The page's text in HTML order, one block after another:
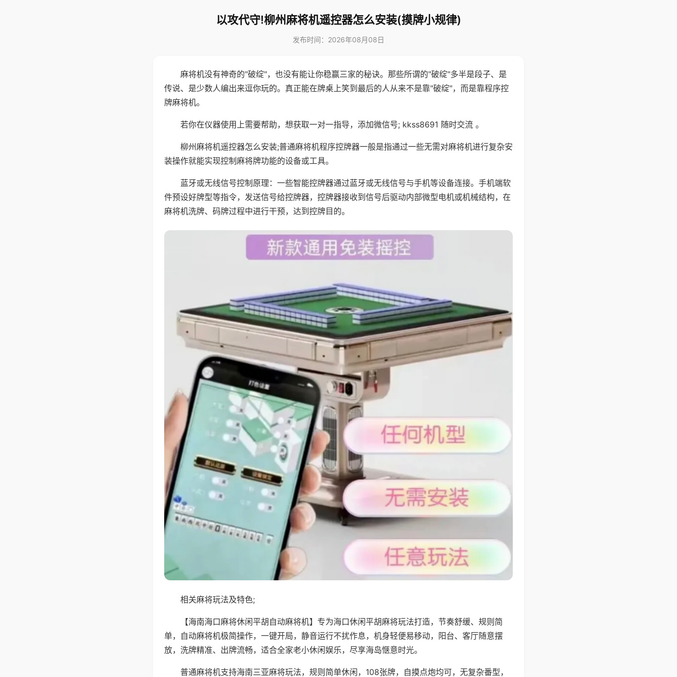
以攻代守!柳州麻将机遥控器怎么安装(摸牌小规律)
发布时间：2026年08月08日
麻将机没有神奇的"破绽"，也没有能让你稳赢三家的秘诀。那些所谓的"破绽"多半是段子、是
传说、是少数人编出来逗你玩的。真正能在牌桌上笑到最后的人从来不是靠"破绽"，而是靠程序控
牌麻将机。
若你在仪器使用上需要帮助，想获取一对一指导，添加微信号; kkss8691 随时交流 。
柳州麻将机遥控器怎么安装;普通麻将机程序控牌器一般是指通过一些无需对麻将机进行复杂安
装操作就能实现控制麻将牌功能的设备或工具。
蓝牙或无线信号控制原理：一些智能控牌器通过蓝牙或无线信号与手机等设备连接。手机端软
件预设好牌型等指令，发送信号给控牌器，控牌器接收到信号后驱动内部微型电机或机械结构，在
麻将机洗牌、码牌过程中进行干预，达到控牌目的。
相关麻将玩法及特色;
【海南海口麻将休闲平胡自动麻将机】专为海口休闲平胡麻将玩法打造，节奏舒缓、规则简
单，自动麻将机极简操作，一键开局，静音运行不扰作息，机身轻便易移动，阳台、客厅随意摆
放，洗牌精准、出牌流畅，适合全家老小休闲娱乐，尽享海岛惬意时光。
普通麻将机支持海南三亚麻将玩法，规则简单休闲，108张牌，自摸点炮均可，无复杂番型，